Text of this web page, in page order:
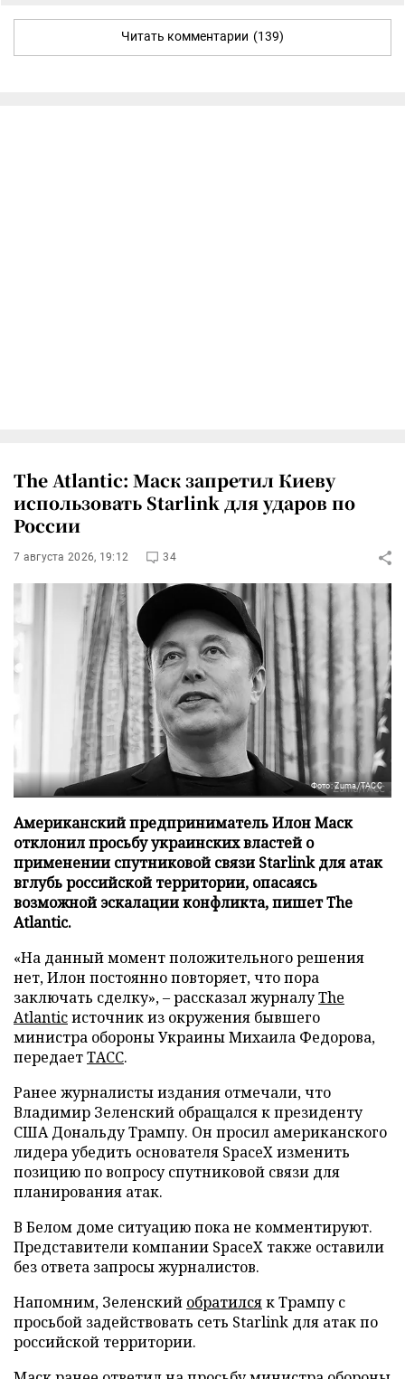
Читать комментарии (139)
The Atlantic: Маск запретил Киеву
использовать Starlink для ударов по
России
7 августа 2026, 19:12 34
Фото: Zuma/ТАСС
Американский предприниматель Илон Маск
отклонил просьбу украинских властей о
применении спутниковой связи Starlink для атак
вглубь российской территории, опасаясь
возможной эскалации конфликта, пишет The
Atlantic.
«На данный момент положительного решения
нет, Илон постоянно повторяет, что пора
заключать сделку», – рассказал журналуThe
Atlanticисточник из окружения бывшего
министра обороны Украины Михаила Федорова,
передаетТАСС.
Ранее журналисты издания отмечали, что
Владимир Зеленский обращался к президенту
США Дональду Трампу. Он просил американского
лидера убедить основателя SpaceX изменить
позицию по вопросу спутниковой связи для
планирования атак.
В Белом доме ситуацию пока не комментируют.
Представители компании SpaceX также оставили
без ответа запросы журналистов.
Напомним, Зеленский обратилсяк Трампу с
просьбой задействовать сеть Starlink для атак по
российской территории.